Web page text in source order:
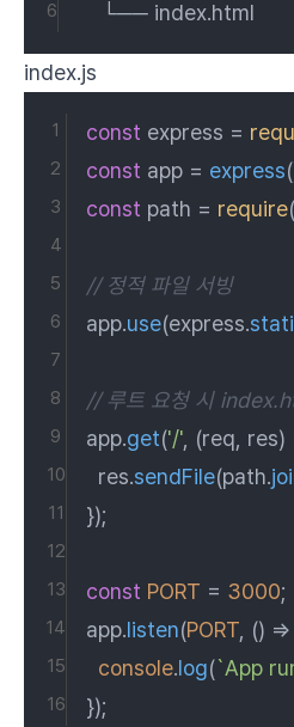
    └── index.html
index.js
const express =
const app = express
const path = require(
// 정적 파일 서빙
app.use(express.
// 루트 요청 시
app.get('/', (req, res)
  res.
sendFile(path.
});
const PORT = 3000;
app.listen(PORT, () =>
console.log(`App
});